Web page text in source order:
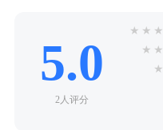
5.0
2人评分
★ ★ ★
★ ★
★